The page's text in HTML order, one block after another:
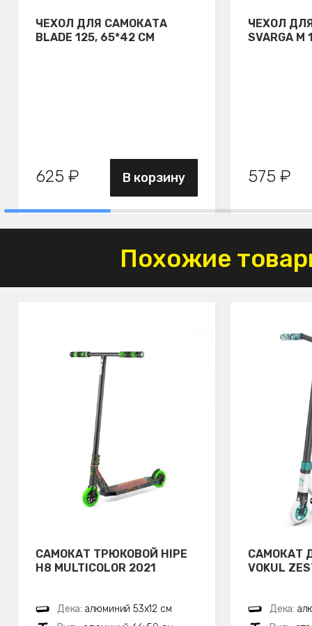
ЧЕХОЛ ДЛЯ САМОКАТА
BLADE 125, 65*42 СМ
625 ₽ В корзину
ЧЕХОЛ
SVARGA М
575 ₽
Похожие
САМОКАТ ТРЮКОВОЙ HIPE
H8 MULTICOLOR 2021
Дека: алюминий 53х12 см
САМОКАТ
VOKUL
Дека: